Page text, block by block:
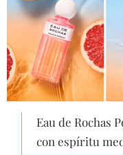
Eau de Rochas
con espíritu